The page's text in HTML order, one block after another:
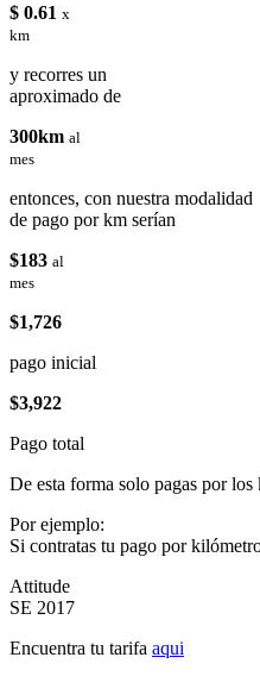
$ 0.61 x
km
y recorres un
aproximado de
300km al
mes
entonces, con nuestra modalidad
de pago por km serían
$183 al
mes
$1,726
pago inicial
$3,922
Pago total
De esta forma solo pagas por los
Por ejemplo:
Si contratas tu pago por
Attitude
SE 2017
Encuentra tu tarifa aqui